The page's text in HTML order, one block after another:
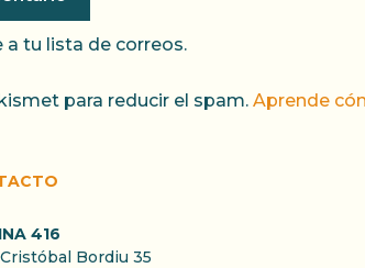
a tu lista de correos.
para reducir el spam. Aprende
416
Bordiu 35